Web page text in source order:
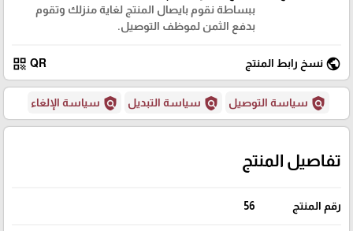
ببساطة نقوم بايصال المنتج لغاية منزلك وتقوم
بدفع الثمن لموظف التوصيل.
public نسخ رابط المنتج QR
qr_code
policy سياسة التوصيل policy سياسة التبديل policy سياسة الإلغاء
تفاصيل المنتج
رقم المنتج 56